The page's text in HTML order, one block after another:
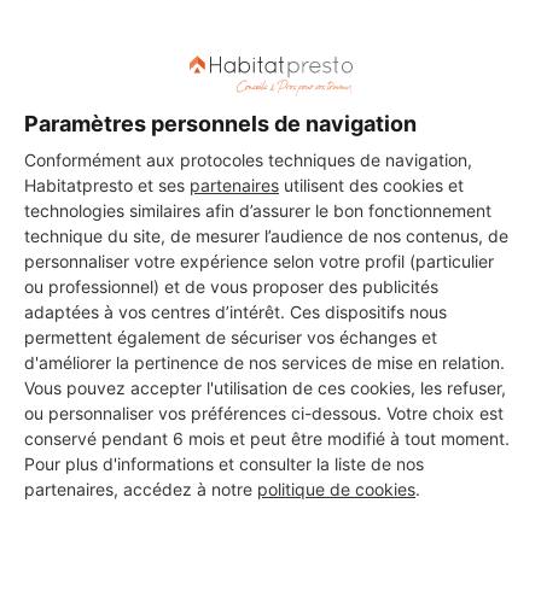
Paramètres personnels de navigation
Conformément aux protocoles techniques de navigation,
Habitatpresto et ses partenaires utilisent des cookies et
technologies similaires afin d’assurer le bon fonctionnement
technique du site, de mesurer l’audience de nos contenus, de
personnaliser votre expérience selon votre profil (particulier
ou professionnel) et de vous proposer des publicités
adaptées à vos centres d’intérêt. Ces dispositifs nous
permettent également de sécuriser vos échanges et
d'améliorer la pertinence de nos services de mise en relation.
Vous pouvez accepter l'utilisation de ces cookies, les refuser,
ou personnaliser vos préférences ci-dessous. Votre choix est
conservé pendant 6 mois et peut être modifié à tout moment.
Pour plus d'informations et consulter la liste de nos
partenaires, accédez à notre politique de cookies.
ACM RENOVE
11 ans d'expérience
Voir sa fiche
SPC CARRELAGE
Saint-Raphaël
17 ans d'expérience